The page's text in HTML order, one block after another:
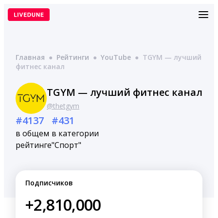
Перейти
Главная ● Рейтинги ● YouTube ● TGYM — лучший
фитнес канал
TGYM — лучший фитнес канал
@thetgym
#4137
в общем
рейтинге
#431
в категории
"Спорт"
Подписчиков
+2,810,000